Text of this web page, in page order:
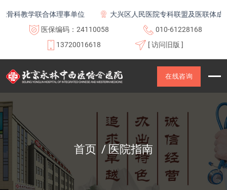
学联合体理事单位
大兴区人民医院专科联盟及医联体成员单位
医保编码：24110058
010-61228168
13720016618
[ 访问旧版 ]
在线咨询
首页 医院指南